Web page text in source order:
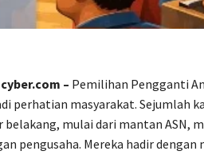
– Pemilihan Pengganti
perhatian masyarakat. Sejumlah
belakang, mulai dari mantan ASN,
pengusaha. Mereka hadir